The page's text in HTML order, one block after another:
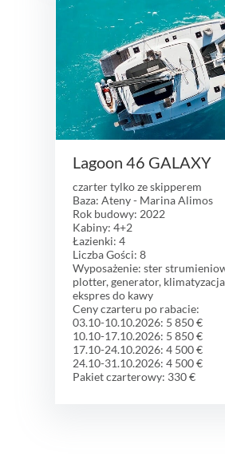
Lagoon 46 GALAXY
czarter tylko ze skipperem
Baza: Ateny - Marina Alimos
Rok budowy: 2022
Kabiny: 4+2
Łazienki: 4
Liczba Gości: 8
Wyposażenie: ster
plotter, generator,
ekspres do kawy
Ceny czarteru po rabacie:
03.10-10.10.2026: 5 850 €
10.10-17.10.2026: 5 850 €
17.10-24.10.2026: 4 500 €
24.10-31.10.2026: 4 500 €
Pakiet czarterowy: 330 €